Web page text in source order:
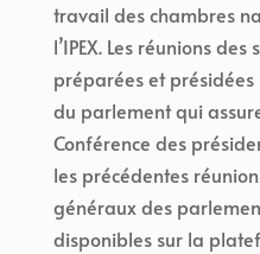
travail des chambres
l’IPEX. Les réunions
préparées et
du parlement qui
Conférence des
les précédentes
généraux des
disponibles sur la